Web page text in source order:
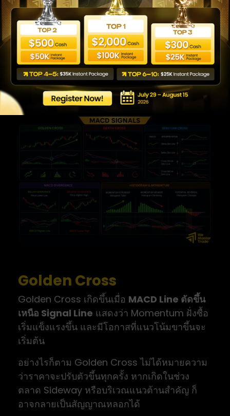
เดียวกันอาจให้ผลลัพธ์แตกต่างกันในตลาดที่เป็น
แนวโน้ม (Trending Market) และตลาดที่
เคลื่อนไหวในกรอบ (Sideway Market)
นักเทรดมืออาชีพมักไม่เปิดออเดอร์จากสัญญาณ
MACD เพียงอย่างเดียว แต่จะพิจารณาร่วมกับ
โครงสร้างราคา แนวรับ แนวต้าน และปัจจัยอื่น ๆ
เพื่อยืนยันความน่าเชื่อถือของสัญญาณ
Golden Cross
Golden Cross เกิดขึ้นเมื่อ MACD Line ตัดขึ้น
เหนือ Signal Line แสดงว่า Momentum ฝั่งซื้อ
เริ่มแข็งแรงขึ้น และมีโอกาสที่แนวโน้มขาขึ้นจะ
เริ่มต้น
อย่างไรก็ตาม Golden Cross ไม่ได้หมายความ
ว่าราคาจะปรับตัวขึ้นทุกครั้ง หากเกิดในช่วง
ตลาด Sideway หรือบริเวณแนวต้านสำคัญ ก็
อาจกลายเป็นสัญญาณหลอกได้